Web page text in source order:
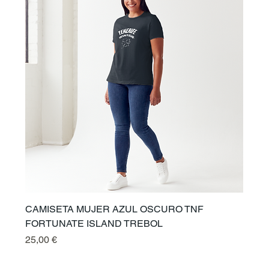
CAMISETA MUJER AZUL OSCURO TNF
FORTUNATE ISLAND TREBOL
Preis
25,00 €